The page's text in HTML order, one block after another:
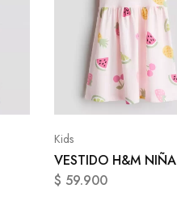
Kids
VESTIDO H&M NIÑA
$ 59.900